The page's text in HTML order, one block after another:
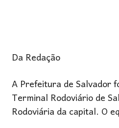
Da Redação
A Prefeitura de Salvador
Terminal Rodoviário de
Rodoviária da capital. O